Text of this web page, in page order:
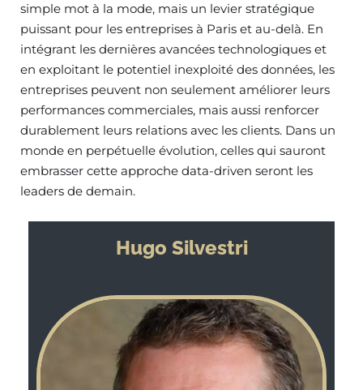
simple mot à la mode, mais un levier stratégique
puissant pour les entreprises à Paris et au-delà. En
intégrant les dernières avancées technologiques et
en exploitant le potentiel inexploité des données, les
entreprises peuvent non seulement améliorer leurs
performances commerciales, mais aussi renforcer
durablement leurs relations avec les clients. Dans un
monde en perpétuelle évolution, celles qui sauront
embrasser cette approche data-driven seront les
leaders de demain.
Hugo Silvestri